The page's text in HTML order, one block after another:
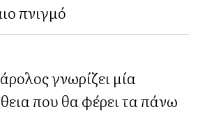
πνιγμό
γνωρίζει μία
που θα φέρει τα πάνω